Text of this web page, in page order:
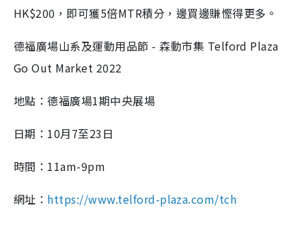
HK$200，即可獲5倍MTR積分，邊買邊賺慳得更多。
德福廣場山系及運動用品節 - 森動市集 Telford Plaza
Go Out Market 2022
地點：德福廣場1期中央展場
日期：10月7至23日
時間：11am-9pm
網址： https://www.telford-plaza.com/tch